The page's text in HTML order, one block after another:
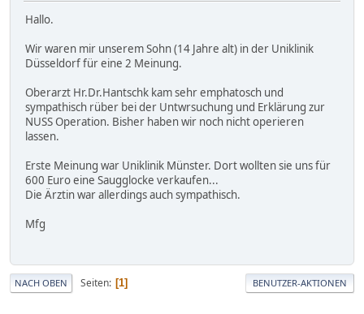
Hallo.
Wir waren mir unserem Sohn (14 Jahre alt) in der Uniklinik
Düsseldorf für eine 2 Meinung.
Oberarzt Hr.Dr.Hantschk kam sehr emphatosch und
sympathisch rüber bei der Untwrsuchung und Erklärung zur
NUSS Operation. Bisher haben wir noch nicht operieren
lassen.
Erste Meinung war Uniklinik Münster. Dort wollten sie uns für
600 Euro eine Saugglocke verkaufen...
Die Ärztin war allerdings auch sympathisch.
Mfg
NACH OBEN Seiten 1 BENUTZER-AKTIONEN